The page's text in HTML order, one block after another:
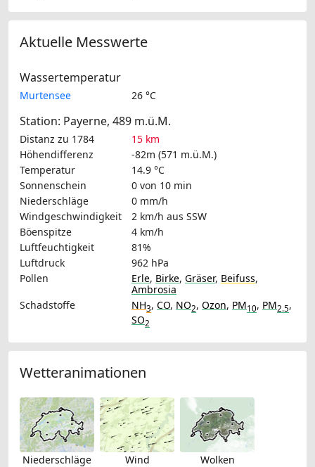
Aktuelle Messwerte
Wassertemperatur
Murtensee 26 °C
Station: Payerne, 489 m.ü.M.
Distanz zu 1784
15 km
Höhendifferenz
-82m (571 m.ü.M.)
Temperatur
14.9 °C
Sonnenschein
0 von 10 min
Niederschläge
0 mm/h
Windgeschwindigkeit
2 km/h aus SSW
Böenspitze
4 km/h
Luftfeuchtigkeit
81%
Luftdruck
962 hPa
Pollen
Erle, Birke, Gräser, Beifuss,
Ambrosia
Schadstoffe
NH3, CO, NO2, Ozon, PM10, PM2.5,
SO2
Wetteranimationen
Niederschläge Wind Wolken